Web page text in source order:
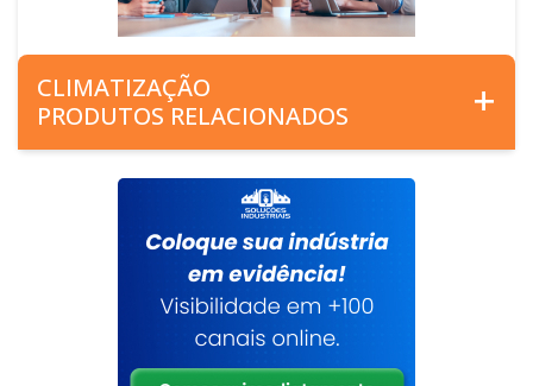
CLIMATIZAÇÃO
PRODUTOS RELACIONADOS